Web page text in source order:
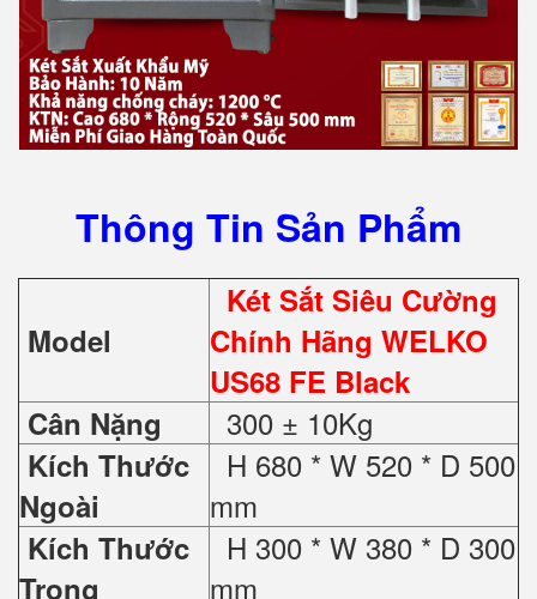
Thông Tin Sản Phẩm
Model
Két Sắt Siêu Cường
Chính Hãng WELKO
US68 FE Black
Cân Nặng
300 ± 10Kg
Kích Thước
Ngoài
H 680 * W 520 * D 500
mm
Kích Thước
Trong
H 300 * W 380 * D 300
mm